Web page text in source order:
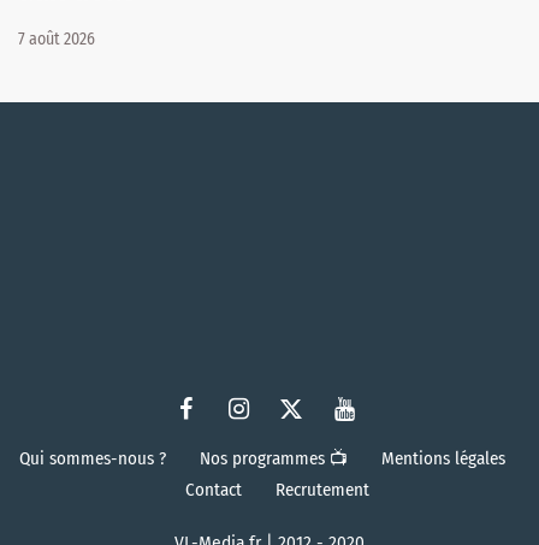
7 août 2026
Qui sommes-nous ? Nos programmes 📺
Mentions légales
Contact
Recrutement